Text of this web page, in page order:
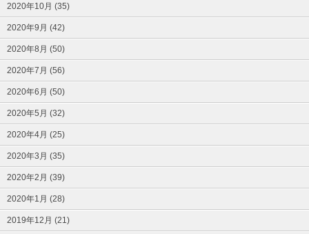
2020年10月 (35)
2020年9月 (42)
2020年8月 (50)
2020年7月 (56)
2020年6月 (50)
2020年5月 (32)
2020年4月 (25)
2020年3月 (35)
2020年2月 (39)
2020年1月 (28)
2019年12月 (21)